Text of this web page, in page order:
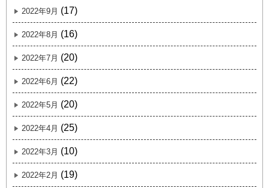
2022年9月 (17)
2022年8月 (16)
2022年7月 (20)
2022年6月 (22)
2022年5月 (20)
2022年4月 (25)
2022年3月 (10)
2022年2月 (19)